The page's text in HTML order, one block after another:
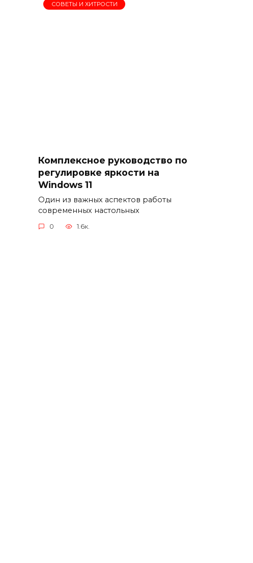
СОВЕТЫ И ХИТРОСТИ
Комплексное руководство по
регулировке яркости на
Windows 11
Один из важных аспектов работы
современных настольных
0 1.6к.